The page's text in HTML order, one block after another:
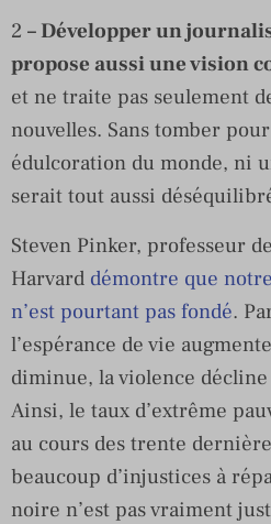
2 – Développer un
propose aussi une vision
et ne traite pas seulement
nouvelles. Sans tomber
édulcoration du monde, ni
serait tout aussi
Steven Pinker, professeur
Harvard démontre que
n’est pourtant pas fondé.
l’espérance de vie
diminue, la violence
Ainsi, le taux d’extrême
au cours des trente
beaucoup d’injustices à
noire n’est pas vraiment